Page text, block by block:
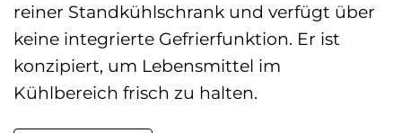
reiner Standkühlschrank und verfügt über
keine integrierte Gefrierfunktion. Er ist
konzipiert, um Lebensmittel im
Kühlbereich frisch zu halten.